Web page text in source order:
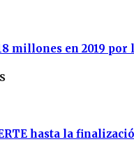
millones en 2019
hasta la